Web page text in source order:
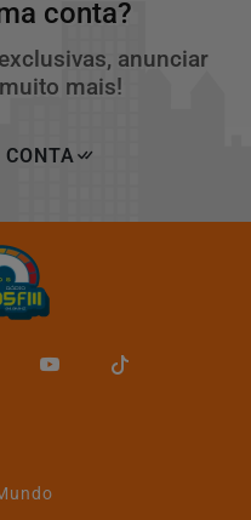
conta?
anunciar
mais!